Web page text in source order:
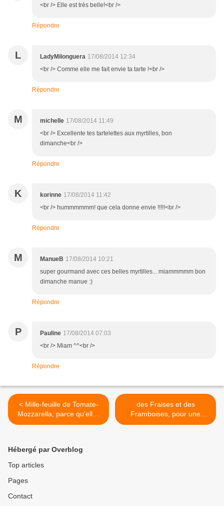
<br /> Elle est très belle!<br />
Répondre
L LadyMilonguera 17/08/2014 12:34
<br /> Comme elle me fait envie ta tarte !<br />
Répondre
M michelle 17/08/2014 11:49
<br /> Excellente tes tartelettes aux myrtilles, bon
dimanche<br />
Répondre
K korinne 17/08/2014 11:42
<br /> hummmmmm! que cela donne envie !!!!!<br />
Répondre
M ManueB 17/08/2014 10:21
super gourmand avec ces belles myrtilles... miammmmm bon
dimanche manue :)
Répondre
P Pauline 17/08/2014 07:03
<br /> Miam ^^<br />
Répondre
< Mille-feuille de Tomate-
Mozzarella, parce qu'elles
le valent bien !
des Fraises et des
Framboises, pour une
coupe Melba. >
Hébergé par Overblog
Top articles
Pages
Contact